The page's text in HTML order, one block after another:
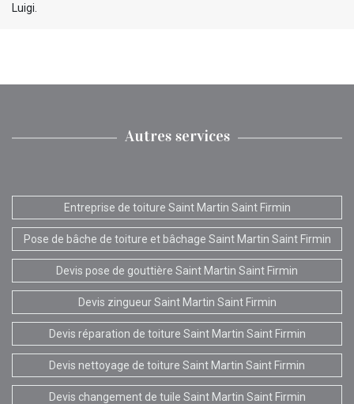
Luigi.
Autres services
Entreprise de toiture Saint Martin Saint Firmin
Pose de bâche de toiture et bâchage Saint Martin Saint Firmin
Devis pose de gouttière Saint Martin Saint Firmin
Devis zingueur Saint Martin Saint Firmin
Devis réparation de toiture Saint Martin Saint Firmin
Devis nettoyage de toiture Saint Martin Saint Firmin
Devis changement de tuile Saint Martin Saint Firmin